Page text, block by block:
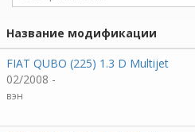
Название модификации
FIAT QUBO (225) 1.3 D Multijet
02/2008 -
вэн